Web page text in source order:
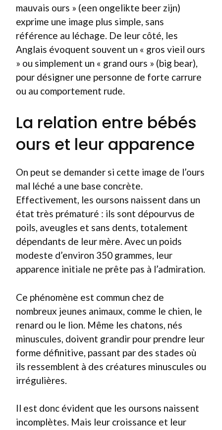
mauvais ours » (een ongelikte beer zijn)
exprime une image plus simple, sans
référence au léchage. De leur côté, les
Anglais évoquent souvent un « gros vieil ours
» ou simplement un « grand ours » (big bear),
pour désigner une personne de forte carrure
ou au comportement rude.
La relation entre bébés
ours et leur apparence
On peut se demander si cette image de l’ours
mal léché a une base concrète.
Effectivement, les oursons naissent dans un
état très prématuré : ils sont dépourvus de
poils, aveugles et sans dents, totalement
dépendants de leur mère. Avec un poids
modeste d’environ 350 grammes, leur
apparence initiale ne prête pas à l’admiration.
Ce phénomène est commun chez de
nombreux jeunes animaux, comme le chien, le
renard ou le lion. Même les chatons, nés
minuscules, doivent grandir pour prendre leur
forme définitive, passant par des stades où
ils ressemblent à des créatures minuscules ou
irrégulières.
Il est donc évident que les oursons naissent
incomplètes. Mais leur croissance et leur